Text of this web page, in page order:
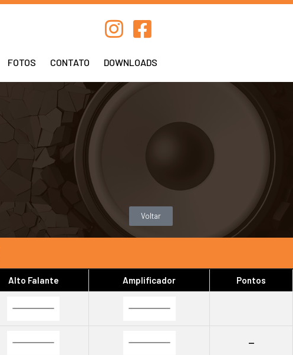
FOTOS CONTATO DOWNLOADS
Voltar
Alto Falante Amplificador Pontos
--